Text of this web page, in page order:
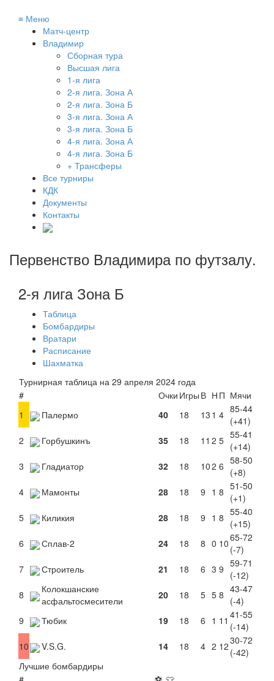
≡ Меню
Матч-центр
Владимир
Сборная тура
Высшая лига
1-я лига
2-я лига. Зона А
2-я лига. Зона Б
3-я лига. Зона А
3-я лига. Зона Б
4-я лига. Зона А
4-я лига. Зона Б
+ Трансферы
Все турниры
КДК
Документы
Контакты
Первенство Владимира по футзалу.
2-я лига Зона Б
Таблица
Бомбардиры
Вратари
Расписание
Шахматка
Турнирная таблица на 29 апреля 2024 года
#
Очки Игры В Н П Мячи
1
Палермо 40 18 13 1 4 85-44
(+41)
2
Горбушкинъ 35 18 11 2 5 55-41
(+14)
3
Гладиатор 32 18 102 6 58-50
(+8)
4
Мамонты 28 18 9 1 8 51-50
(+1)
5
Киликия 28 18 9 1 8 55-40
(+15)
6
Сплав-2 24 18 8 0 1065-72
(-7)
7
Строитель 21 18 6 3 9 59-71
(-12)
8
Колокшанские
асфальтосмесители
20 18 5 5 8 43-47
(-4)
9
Тюбик 19 18 6 1 11 41-55
(-14)
10
V.S.G. 14 18 4 2 1230-72
(-42)
Лучшие бомбардиры